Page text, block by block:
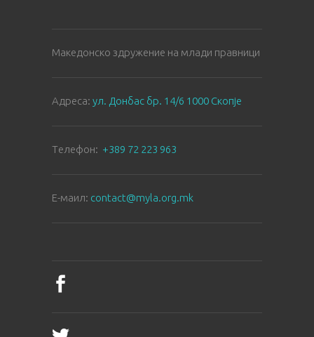
Македонско здружение на млади правници
Aдреса: ул. Донбас бр. 14/6 1000 Скопје
Tелефон: +389 72 223 963
E-маил: contact@myla.org.mk